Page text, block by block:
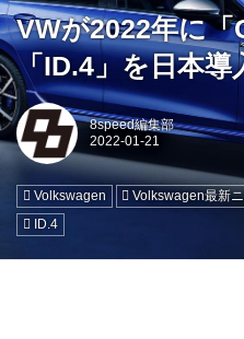
VWが2022年に「
「ID.4」を日本導
8speed編集部
Volkswagen Volkswagen最新
ID.4